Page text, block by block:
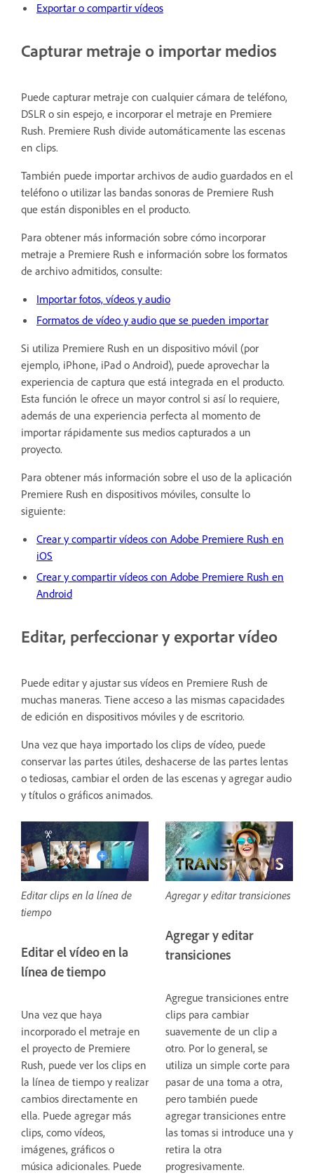
Exportar o compartir vídeos
Capturar metraje o importar medios
Puede capturar metraje con cualquier cámara de teléfono,
DSLR o sin espejo, e incorporar el metraje en Premiere
Rush. Premiere Rush divide automáticamente las escenas
en clips.
También puede importar archivos de audio guardados en el
teléfono o utilizar las bandas sonoras de Premiere Rush
que están disponibles en el producto.
Para obtener más información sobre cómo incorporar
metraje a Premiere Rush e información sobre los formatos
de archivo admitidos, consulte:
Importar fotos, vídeos y audio
Formatos de vídeo y audio que se pueden importar
Si utiliza Premiere Rush en un dispositivo móvil (por
ejemplo, iPhone, iPad o Android), puede aprovechar la
experiencia de captura que está integrada en el producto.
Esta función le ofrece un mayor control si así lo requiere,
además de una experiencia perfecta al momento de
importar rápidamente sus medios capturados a un
proyecto.
Para obtener más información sobre el uso de la aplicación
Premiere Rush en dispositivos móviles, consulte lo
siguiente:
Crear y compartir vídeos con Adobe Premiere Rush en
iOS
Crear y compartir vídeos con Adobe Premiere Rush en
Android
Editar, perfeccionar y exportar vídeo
Puede editar y ajustar sus vídeos en Premiere Rush de
muchas maneras. Tiene acceso a las mismas capacidades
de edición en dispositivos móviles y de escritorio.
Una vez que haya importado los clips de vídeo, puede
conservar las partes útiles, deshacerse de las partes lentas
o tediosas, cambiar el orden de las escenas y agregar audio
y títulos o gráficos animados.
Editar clips en la línea de
tiempo
Editar el vídeo en la
línea de tiempo
Una vez que haya
incorporado el metraje en
el proyecto de Premiere
Rush, puede ver los clips en
la línea de tiempo y realizar
cambios directamente en
ella. Puede agregar más
clips, como vídeos,
imágenes, gráficos o
música adicionales. Puede
Agregar y editar transiciones
Agregar y editar
transiciones
Agregue transiciones entre
clips para cambiar
suavemente de un clip a
otro. Por lo general, se
utiliza un simple corte para
pasar de una toma a otra,
pero también puede
agregar transiciones entre
las tomas si introduce una y
retira la otra
progresivamente.